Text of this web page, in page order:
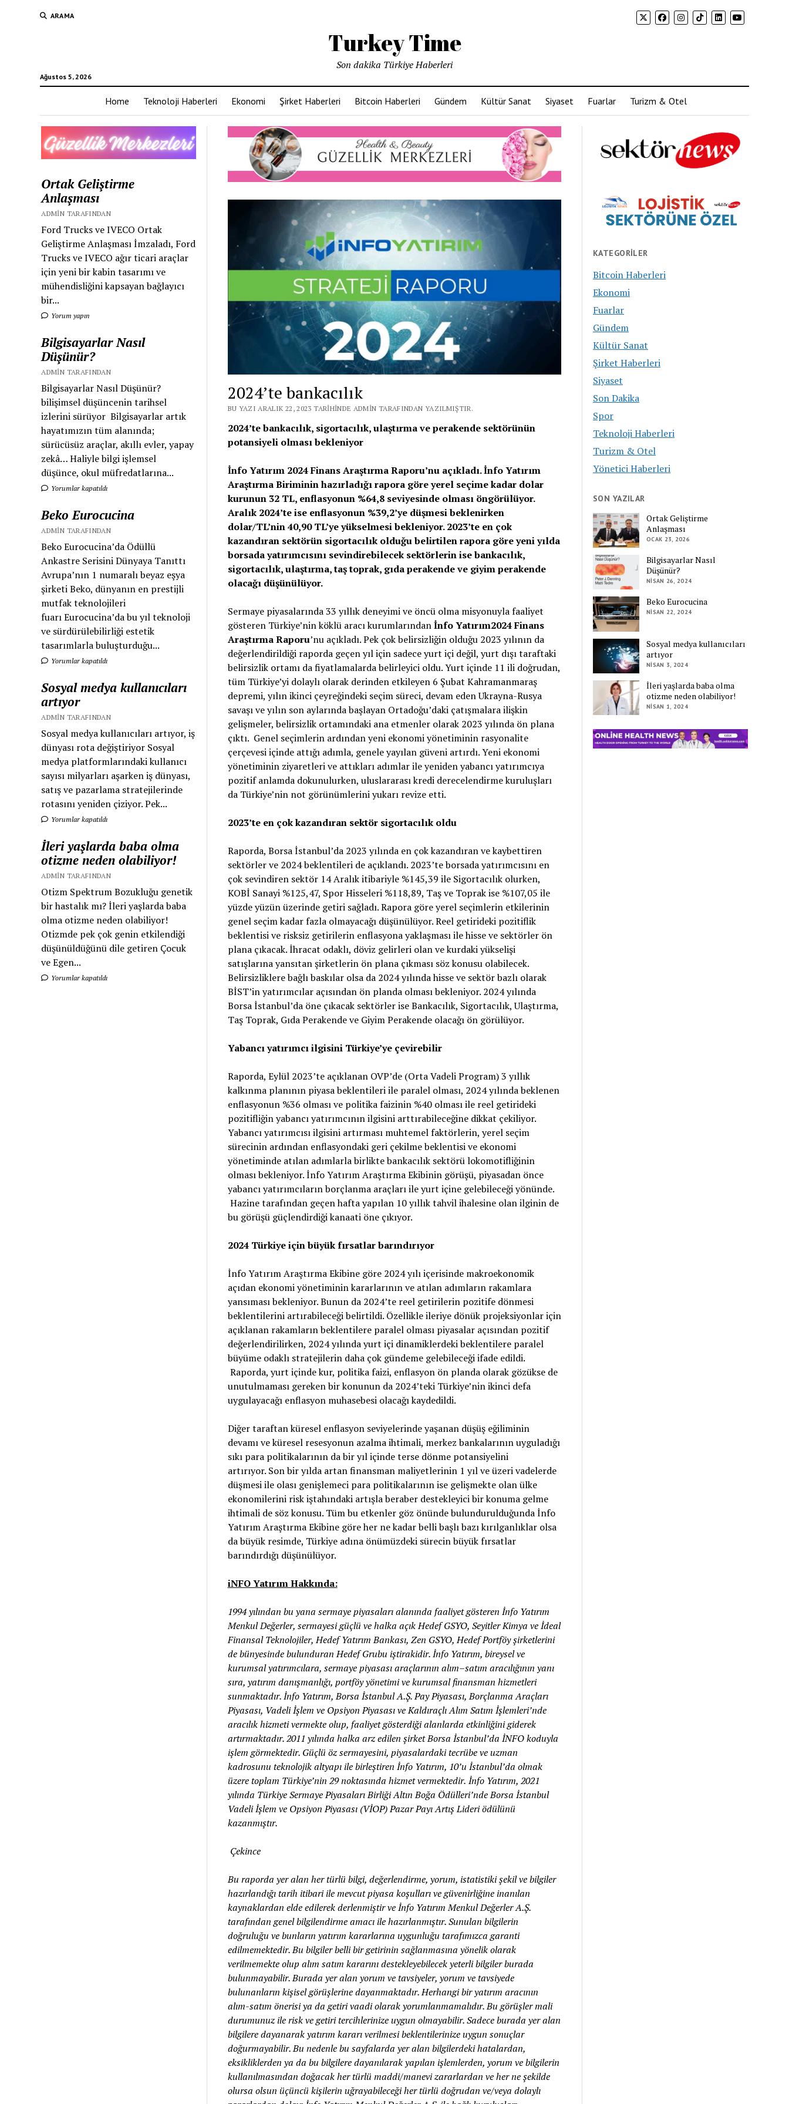
ARAMA
Turkey Time
Ağustos 5, 2026
Son dakika Türkiye Haberleri
Home Teknoloji Haberleri Ekonomi Şirket Haberleri Bitcoin Haberleri Gündem Kültür Sanat Siyaset Fuarlar Turizm & Otel
Ortak Geliştirme
Anlaşması
ADMIN TARAFINDAN
Ford Trucks ve IVECO Ortak
Geliştirme Anlaşması İmzaladı, Ford
Trucks ve IVECO ağır ticari araçlar
için yeni bir kabin tasarımı ve
mühendisliğini kapsayan bağlayıcı
bir...
Yorum yapın
Bilgisayarlar Nasıl
Düşünür?
ADMIN TARAFINDAN
Bilgisayarlar Nasıl Düşünür?
bilişimsel düşüncenin tarihsel
izlerini sürüyor Bilgisayarlar artık
hayatımızın tüm alanında;
sürücüsüz araçlar, akıllı evler, yapay
zekâ… Haliyle bilgi işlemsel
düşünce, okul müfredatlarına...
Yorumlar kapatıldı
Beko Eurocucina
ADMIN TARAFINDAN
Beko Eurocucina’da Ödüllü
Ankastre Serisini Dünyaya Tanıttı
Avrupa’nın 1 numaralı beyaz eşya
şirketi Beko, dünyanın en prestijli
mutfak teknolojileri
fuarı Eurocucina’da bu yıl teknoloji
ve sürdürülebilirliği estetik
tasarımlarla buluşturduğu...
Yorumlar kapatıldı
Sosyal medya kullanıcıları
artıyor
ADMIN TARAFINDAN
Sosyal medya kullanıcıları artıyor, iş
dünyası rota değiştiriyor Sosyal
medya platformlarındaki kullanıcı
sayısı milyarları aşarken iş dünyası,
satış ve pazarlama stratejilerinde
rotasını yeniden çiziyor. Pek...
Yorumlar kapatıldı
İleri yaşlarda baba olma
otizme neden olabiliyor!
ADMIN TARAFINDAN
Otizm Spektrum Bozukluğu genetik
bir hastalık mı? İleri yaşlarda baba
olma otizme neden olabiliyor!
Otizmde pek çok genin etkilendiği
düşünüldüğünü dile getiren Çocuk
ve Egen...
Yorumlar kapatıldı
2024’te bankacılık
BU YAZI ARALIK 22, 2023 TARIHINDE ADMIN TARAFINDAN YAZILMIŞTIR.
2024’te bankacılık, sigortacılık, ulaştırma ve perakende sektörünün
potansiyeli olması bekleniyor
İnfo Yatırım 2024 Finans Araştırma Raporu’nu açıkladı. İnfo Yatırım
Araştırma Biriminin hazırladığı rapora göre yerel seçime kadar dolar
kurunun 32 TL, enflasyonun %64,8 seviyesinde olması öngörülüyor.
Aralık 2024’te ise enflasyonun %39,2’ye düşmesi beklenirken
dolar/TL’nin 40,90 TL’ye yükselmesi bekleniyor. 2023’te en çok
kazandıran sektörün sigortacılık olduğu belirtilen rapora göre yeni yılda
borsada yatırımcısını sevindirebilecek sektörlerin ise bankacılık,
sigortacılık, ulaştırma, taş toprak, gıda perakende ve giyim perakende
olacağı düşünülüyor.
Sermaye piyasalarında 33 yıllık deneyimi ve öncü olma misyonuyla faaliyet
gösteren Türkiye’nin köklü aracı kurumlarındanİnfo Yatırım2024 Finans
Araştırma Raporu’nu açıkladı. Pek çok belirsizliğin olduğu 2023 yılının da
değerlendirildiği raporda geçen yıl için sadece yurt içi değil, yurt dışı taraftaki
belirsizlik ortamı da fiyatlamalarda belirleyici oldu. Yurt içinde 11 ili doğrudan,
tüm Türkiye’yi dolaylı olarak derinden etkileyen 6 Şubat Kahramanmaraş
depremi, yılın ikinci çeyreğindeki seçim süreci, devam eden Ukrayna-Rusya
savaşı ve yılın sonaylarında başlayan Ortadoğu’daki çatışmalara ilişkin
gelişmeler, belirsizlik ortamındaki ana etmenler olarak 2023 yılında ön plana
çıktı. Genel seçimlerin ardından yeni ekonomi yönetiminin rasyonalite
çerçevesi içinde attığı adımla, genele yayılan güveni artırdı. Yeni ekonomi
yönetiminin ziyaretleri ve attıkları adımlar ile yeniden yabancı yatırımcıya
pozitif anlamda dokunulurken, uluslararası kredi derecelendirme kuruluşları
da Türkiye’nin not görünümlerini yukarı revize etti.
2023’te en çok kazandıran sektör sigortacılık oldu
Raporda, Borsa İstanbul’da 2023 yılında en çok kazandıran ve kaybettiren
sektörler ve 2024 beklentileri de açıklandı. 2023’te borsada yatırımcısını en
çok sevindiren sektör 14 Aralık itibariyle %145,39 ile Sigortacılık olurken,
KOBİ Sanayi %125,47, Spor Hisseleri %118,89, Taş ve Toprak ise %107,05 ile
yüzde yüzün üzerinde getiri sağladı. Rapora göre yerel seçimlerin etkilerinin
genel seçim kadar fazla olmayacağı düşünülüyor. Reel getirideki pozitiflik
beklentisi ve risksiz getirilerin enflasyona yaklaşması ile hisse ve sektörler ön
plana çıkacak. İhracat odaklı, döviz gelirleri olan ve kurdaki yükselişi
satışlarına yansıtan şirketlerin önplana çıkması söz konusu olabilecek.
Belirsizliklere bağlı baskılar olsa da 2024 yılında hisse ve sektör bazlı olarak
BİST’in yatırımcılar açısından ön planda olması bekleniyor. 2024 yılında
Borsa İstanbul’da öne çıkacak sektörler ise Bankacılık, Sigortacılık, Ulaştırma,
Taş Toprak, Gıda Perakende ve Giyim Perakende olacağı ön görülüyor.
Yabancı yatırımcı ilgisini Türkiye’ye çevirebilir
Raporda, Eylül 2023’te açıklanan OVP’de (Orta Vadeli Program) 3 yıllık
kalkınma planının piyasa beklentileri ile paralel olması, 2024 yılında beklenen
enflasyonun %36 olması ve politika faizinin %40 olması ile reel getirideki
pozitifliğin yabancı yatırımcının ilgisini arttırabileceğine dikkat çekiliyor.
Yabancı yatırımcısı ilgisini artırması muhtemel faktörlerin, yerel seçim
sürecinin ardından enflasyondaki geri çekilme beklentisi ve ekonomi
yönetiminde atılan adımlarla birlikte bankacılık sektörü lokomotifliğinin
olması bekleniyor. İnfo Yatırım Araştırma Ekibinin görüşü, piyasadan önce
yabancı yatırımcıların borçlanma araçları ile yurt içine gelebileceği yönünde.
Hazine tarafından geçen hafta yapılan 10 yıllık tahvil ihalesine olan ilginin de
bu görüşü güçlendirdiği kanaati öne çıkıyor.
2024 Türkiye için büyük fırsatlar barındırıyor
İnfo Yatırım Araştırma Ekibine göre 2024 yılı içerisinde makroekonomik
açıdan ekonomi yönetiminin kararlarının ve atılan adımların rakamlara
yansıması bekleniyor. Bunun da 2024’te reel getirilerin pozitife dönmesi
beklentilerini artırabileceği belirtildi. Özellikle ileriye dönük projeksiyonlar için
açıklanan rakamların beklentilere paralel olması piyasalar açısından pozitif
değerlendirilirken, 2024 yılında yurt içi dinamiklerdeki beklentilere paralel
büyüme odaklı stratejilerin daha çok gündeme gelebileceği ifade edildi.
Raporda, yurt içinde kur, politika faizi, enflasyon ön planda olarak gözükse de
unutulmaması gereken bir konunun da 2024’teki Türkiye’nin ikinci defa
uygulayacağı enflasyon muhasebesi olacağı kaydedildi.
Diğer taraftan küresel enflasyon seviyelerinde yaşanan düşüş eğiliminin
devamı ve küresel resesyonun azalma ihtimali, merkez bankalarının uyguladığı
sıkı para politikalarının da bir yıl içinde terse dönme potansiyelini
artırıyor. Sonbir yılda artan finansman maliyetlerinin 1 yıl ve üzeri vadelerde
düşmesi ile olası genişlemeci para politikalarının ise gelişmekte olan ülke
ekonomilerini risk iştahındaki artışla beraber destekleyici bir konuma gelme
ihtimali de söz konusu. Tüm bu etkenler göz önünde bulundurulduğunda İnfo
Yatırım Araştırma Ekibine göre her ne kadar belli başlı bazı kırılganlıklar olsa
da büyük resimde, Türkiye adına önümüzdeki sürecin büyük fırsatlar
barındırdığı düşünülüyor.
iNFO Yatırım Hakkında:
1994 yılından bu yana sermaye piyasaları alanında faaliyet gösteren İnfo Yatırım
Menkul Değerler, sermayesi güçlü ve halka açık Hedef GSYO, Seyitler Kimya ve İdeal
Finansal Teknolojiler, Hedef Yatırım Bankası, Zen GSYO, Hedef Portföy şirketlerini
de bünyesinde bulunduran Hedef Grubu iştirakidir. İnfo Yatırım, bireysel ve
kurumsal yatırımcılara, sermaye piyasası araçlarının alım–satım aracılığının yanı
sıra, yatırım danışmanlığı, portföy yönetimi ve kurumsal finansman hizmetleri
sunmaktadır. İnfo Yatırım, Borsa İstanbul A.Ş. Pay Piyasası, Borçlanma Araçları
Piyasası, Vadeli İşlem ve Opsiyon Piyasası ve Kaldıraçlı Alım Satım İşlemleri’nde
aracılık hizmeti vermekte olup, faaliyet gösterdiği alanlarda etkinliğini giderek
artırmaktadır. 2011 yılında halka arz edilen şirketBorsa İstanbul’da İNFO koduyla
işlem görmektedir. Güçlü öz sermayesini, piyasalardaki tecrübe ve uzman
kadrosunu teknolojik altyapı ile birleştiren İnfo Yatırım, 10’u İstanbul’da olmak
üzere toplam Türkiye’nin 29 noktasında hizmet vermektedir. İnfo Yatırım, 2021
yılında Türkiye Sermaye Piyasaları Birliği Altın Boğa Ödülleri’nde Borsa İstanbul
Vadeli İşlem ve Opsiyon Piyasası (VİOP) Pazar Payı Artış Lideri ödülünü
kazanmıştır.
Çekince
Bu raporda yer alan her türlü bilgi, değerlendirme, yorum, istatistiki şekil ve bilgiler
hazırlandığı tarih itibari ile mevcut piyasa koşulları ve güvenirliğine inanılan
kaynaklardan elde edilerek derlenmiştir ve İnfo Yatırım Menkul Değerler A.Ş.
tarafından genel bilgilendirme amacı ile hazırlanmıştır. Sunulan bilgilerin
doğruluğu ve bunların yatırım kararlarına uygunluğu tarafımızca garanti
edilmemektedir. Bu bilgiler belli bir getirinin sağlanmasına yönelik olarak
verilmemekte olup alım satım kararını destekleyebilecek yeterli bilgiler burada
bulunmayabilir. Burada yer alan yorum ve tavsiyeler, yorum ve tavsiyede
bulunanların kişisel görüşlerine dayanmaktadır. Herhangi bir yatırım aracının
alım-satım önerisi ya da getiri vaadi olarak yorumlanmamalıdır. Bu görüşler mali
durumunuz ile risk ve getiri tercihlerinize uygun olmayabilir. Sadece burada yer alan
bilgilere dayanarak yatırım kararı verilmesi beklentilerinize uygun sonuçlar
doğurmayabilir. Bu nedenle bu sayfalarda yer alan bilgilerdeki hatalardan,
eksikliklerden ya da bu bilgilere dayanılarak yapılan işlemlerden, yorum ve bilgilerin
kullanılmasından doğacak her türlü maddi/manevi zararlardan ve her ne şekilde
olursa olsun üçüncü kişilerin uğrayabileceği her türlü doğrudan ve/veya dolaylı
KATEGORILER
Bitcoin Haberleri
Ekonomi
Fuarlar
Gündem
Kültür Sanat
Şirket Haberleri
Siyaset
Son Dakika
Spor
Teknoloji Haberleri
Turizm & Otel
Yönetici Haberleri
SON YAZILAR
Ortak Geliştirme
Anlaşması
OCAK 23, 2026
Bilgisayarlar Nasıl
Düşünür?
NISAN 26, 2024
Beko Eurocucina
NISAN 22, 2024
Sosyal medya kullanıcıları
artıyor
NISAN 3, 2024
İleri yaşlarda baba olma
otizme neden olabiliyor!
NISAN 1, 2024